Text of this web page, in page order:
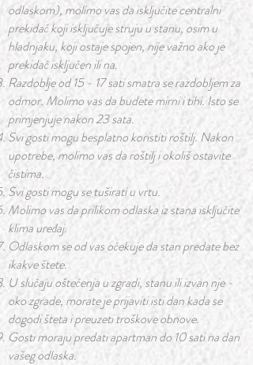
odlaskom), molimo vas da isključite centralni
prekidač koji isključuje struju u stanu, osim u
hladnjaku, koji ostaje spojen, nije važno ako je
prekidač isključen ili na.
Razdoblje od 15 - 17 sati smatra se razdobljem za
odmor. Molimo vas da budete mirni i tihi. Isto se
primjenjuje nakon 23 sata.
Svi gosti mogu besplatno koristiti roštilj. Nakon
upotrebe, molimo vas da roštilj i okoliš ostavite
čistima.
Svi gosti mogu se tuširati u vrtu.
Molimo vas da prilikom odlaska iz stana isključite
klima uređaj.
Odlaskom se od vas očekuje da stan predate bez
ikakve štete.
U slučaju oštećenja u zgradi, stanu ili izvan nje -
oko zgrade, morate je prijaviti isti dan kada se
dogodi šteta i preuzeti troškove obnove.
Gosti moraju predati apartman do 10 sati na dan
vašeg odlaska.